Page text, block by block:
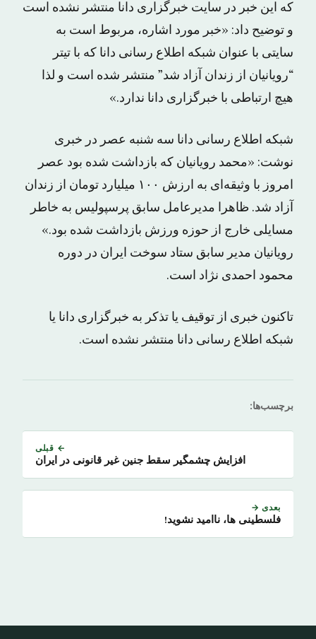
که این خبر در سایت خبرگزاری دانا منتشر نشده است
و توضیح داد: «خبر مورد اشاره، مربوط است به
سایتی با عنوان شبکه اطلاع رسانی دانا که با تیتر
“رویانیان از زندان آزاد شد” منتشر شده است و لذا
هیچ ارتباطی با خبرگزاری دانا ندارد.»
شبکه اطلاع رسانی دانا سه شنبه عصر در خبری
نوشت: «محمد رویانیان که بازداشت شده بود عصر
امروز با وثیقه‌ای به ارزش ۱۰۰ میلیارد تومان از زندان
آزاد شد. ظاهرا مدیرعامل سابق پرسپولیس به خاطر
مسایلی خارج از حوزه ورزش بازداشت شده بود.»
رویانیان مدیر سابق ستاد سوخت ایران در دوره
محمود احمدی نژاد است.
تاکنون خبری از توقیف یا تذکر به خبرگزاری دانا یا
شبکه اطلاع رسانی دانا منتشر نشده است.
برچسب‌ها:
← قبلی
افزایش چشمگیر سقط جنین غیر قانونی در ایران
بعدی →
فلسطینی ها، ناامید نشوید!